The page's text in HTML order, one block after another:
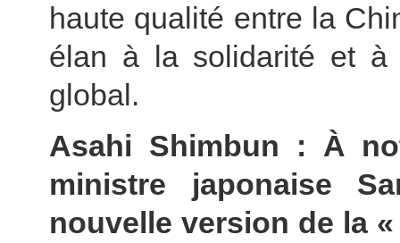
haute qualité entre la
élan à la solidarité et à
global.
Asahi Shimbun : À
ministre japonaise
nouvelle version de la